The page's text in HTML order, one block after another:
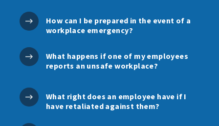
How can I be prepared in the event of a
workplace emergency?
What happens if one of my employees
reports an unsafe workplace?
What right does an employee have if I
have retaliated against them?